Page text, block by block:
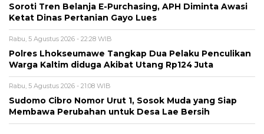
Soroti Tren Belanja E-Purchasing, APH Diminta Awasi
Ketat Dinas Pertanian Gayo Lues
Rabu, 5 Agustus 2026 - 22:28 WIB
Polres Lhokseumawe Tangkap Dua Pelaku Penculikan
Warga Kaltim diduga Akibat Utang Rp124 Juta
Rabu, 5 Agustus 2026 - 21:08 WIB
Sudomo Cibro Nomor Urut 1, Sosok Muda yang Siap
Membawa Perubahan untuk Desa Lae Bersih